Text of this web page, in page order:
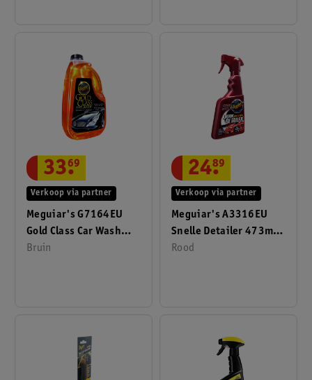
Meguiar's G7164EU
Gold Class Car Wash
Shampoo & Conditioner
Bruin
Verkoop via partner
33.
69
Meguiar's A3316EU
Snelle Detailer 473ml
Spray
Rood
Verkoop via partner
24.
89